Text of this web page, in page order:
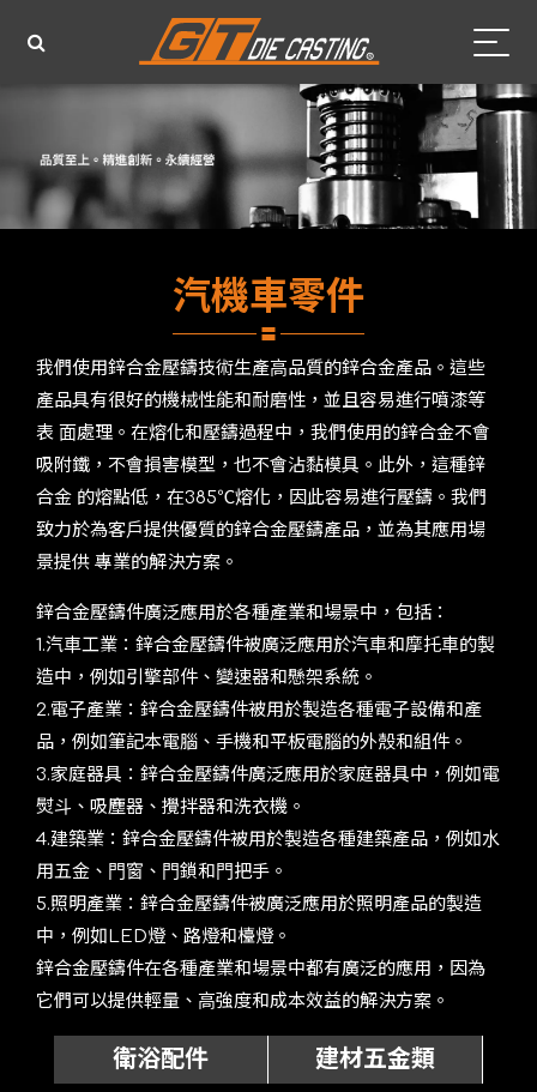
汽機車零件
我們使⽤鋅合⾦壓鑄技術⽣產⾼品質的鋅合⾦產品。這些
產品具有很好的機械性能和耐磨性，並且容易進⾏噴漆等
表 ⾯處理。在熔化和壓鑄過程中，我們使⽤的鋅合⾦不會
吸附鐵，不會損害模型，也不會沾黏模具。此外，這種鋅
合⾦ 的熔點低，在385℃熔化，因此容易進⾏壓鑄。我們
致⼒於為客⼾提供優質的鋅合⾦壓鑄產品，並為其應⽤場
景提供 專業的解決⽅案。
鋅合⾦壓鑄件廣泛應⽤於各種產業和場景中，包括：
1.汽⾞⼯業：鋅合⾦壓鑄件被廣泛應⽤於汽⾞和摩托⾞的製
造中，例如引擎部件、變速器和懸架系統。
2.電⼦產業：鋅合⾦壓鑄件被⽤於製造各種電⼦設備和產
品，例如筆記本電腦、⼿機和平板電腦的外殼和組件。
3.家庭器具：鋅合⾦壓鑄件廣泛應⽤於家庭器具中，例如電
熨⽃、吸塵器、攪拌器和洗衣機。
4.建築業：鋅合⾦壓鑄件被⽤於製造各種建築產品，例如⽔
⽤五⾦、⾨窗、⾨鎖和⾨把⼿。
5.照明產業：鋅合⾦壓鑄件被廣泛應⽤於照明產品的製造
中，例如LED燈、路燈和檯燈。
鋅合⾦壓鑄件在各種產業和場景中都有廣泛的應⽤，因為
它們可以提供輕量、⾼強度和成本效益的解決⽅案。
衛浴配件 建材五金類